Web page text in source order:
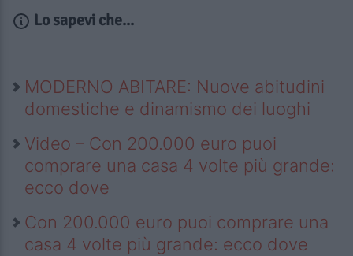
Lo sapevi che...
MODERNO ABITARE: Nuove abitudini
domestiche e dinamismo dei luoghi
Video – Con 200.000 euro puoi
comprare una casa 4 volte più grande:
ecco dove
Con 200.000 euro puoi comprare una
casa 4 volte più grande: ecco dove